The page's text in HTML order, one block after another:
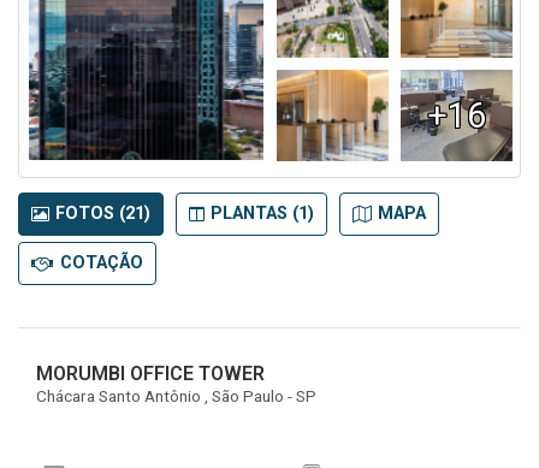
+16
FOTOS (21) PLANTAS (1) MAPA
COTAÇÃO
MORUMBI OFFICE TOWER
Chácara Santo Antônio , São Paulo - SP